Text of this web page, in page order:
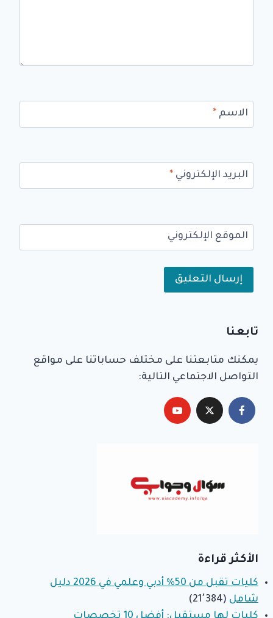
الاسم *
البريد الإلكتروني *
الموقع الإلكتروني
تابعنا
يمكنك متابعتنا على مختلف حساباتنا على مواقع
التواصل الاجتماعي التالية:
الأكثر قراءة
كليات تقبل من 50% أدبي وعلمي في 2026 دليل
شامل (21٬384)